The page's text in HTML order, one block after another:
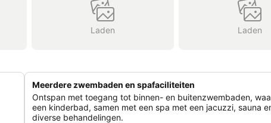
Laden Laden
Meerdere zwembaden en spafaciliteiten
Ontspan met toegang tot binnen- en buitenzwembaden,
een kinderbad, samen met een spa met een jacuzzi, sauna
diverse behandelingen.